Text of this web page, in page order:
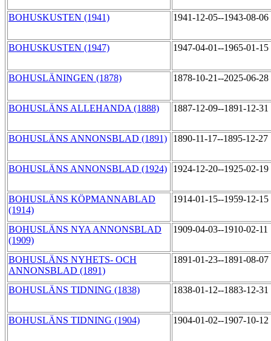
BOHUSKUSTEN (1941) 1941-12-05--1943-08-06
BOHUSKUSTEN (1947) 1947-04-01--1965-01-15
BOHUSLÄNINGEN (1878) 1878-10-21--2025-06-28
BOHUSLÄNS ALLEHANDA (1888) 1887-12-09--1891-12-31
BOHUSLÄNS ANNONSBLAD (1891) 1890-11-17--1895-12-27
BOHUSLÄNS ANNONSBLAD (1924) 1924-12-20--1925-02-19
BOHUSLÄNS KÖPMANNABLAD
(1914)
1914-01-15--1959-12-15
BOHUSLÄNS NYA ANNONSBLAD
(1909)
1909-04-03--1910-02-11
BOHUSLÄNS NYHETS- OCH
ANNONSBLAD (1891)
1891-01-23--1891-08-07
BOHUSLÄNS TIDNING (1838) 1838-01-12--1883-12-31
BOHUSLÄNS TIDNING (1904) 1904-01-02--1907-10-12